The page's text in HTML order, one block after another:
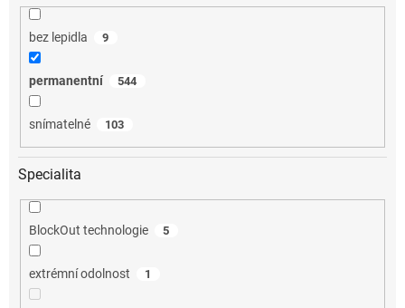
bez lepidla 9
permanentní 544
snímatelné 103
Specialita
BlockOut technologie 5
extrémní odolnost 1